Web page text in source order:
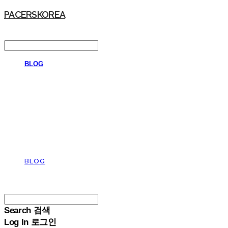
PACERSKOREA
BLOG
BLOG
Search 검색
Log In 로그인